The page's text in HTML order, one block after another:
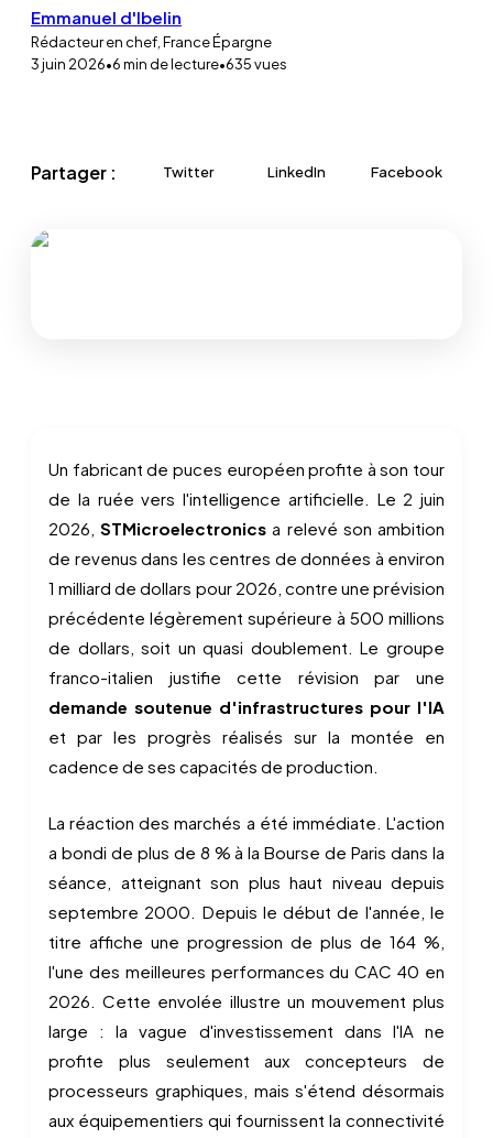
Emmanuel d'Ibelin
Rédacteur en chef, France Épargne
3 juin 2026•6min de lecture•635vues
Partager : Twitter LinkedIn Facebook
Un fabricant de puces européen profite à son tour
de la ruée vers l'intelligence artificielle. Le 2 juin
2026,STMicroelectronics a relevé son ambition
de revenus dans les centres de données à environ
1 milliard de dollars pour 2026, contre une prévision
précédente légèrement supérieure à 500 millions
de dollars, soit un quasi doublement. Le groupe
franco-italien justifie cette révision par une
demande soutenue d'infrastructures pour l'IA
et par les progrès réalisés sur la montée en
cadence de ses capacités de production.
La réaction des marchés a été immédiate. L'action
a bondi de plus de 8 % à la Bourse de Paris dans la
séance, atteignant son plus haut niveau depuis
septembre 2000. Depuis le début de l'année, le
titre affiche une progression de plus de 164 %,
l'une des meilleures performances du CAC 40 en
2026. Cette envolée illustre un mouvement plus
large : la vague d'investissement dans l'IA ne
profite plus seulement aux concepteurs de
processeurs graphiques, mais s'étend désormais
aux équipementiers qui fournissent la connectivité